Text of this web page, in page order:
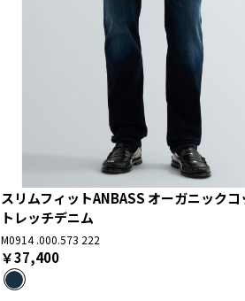
スリムフィットANBASS オーガニックコ
トレッチデニム
M0914 .000.573 222
￥37,400